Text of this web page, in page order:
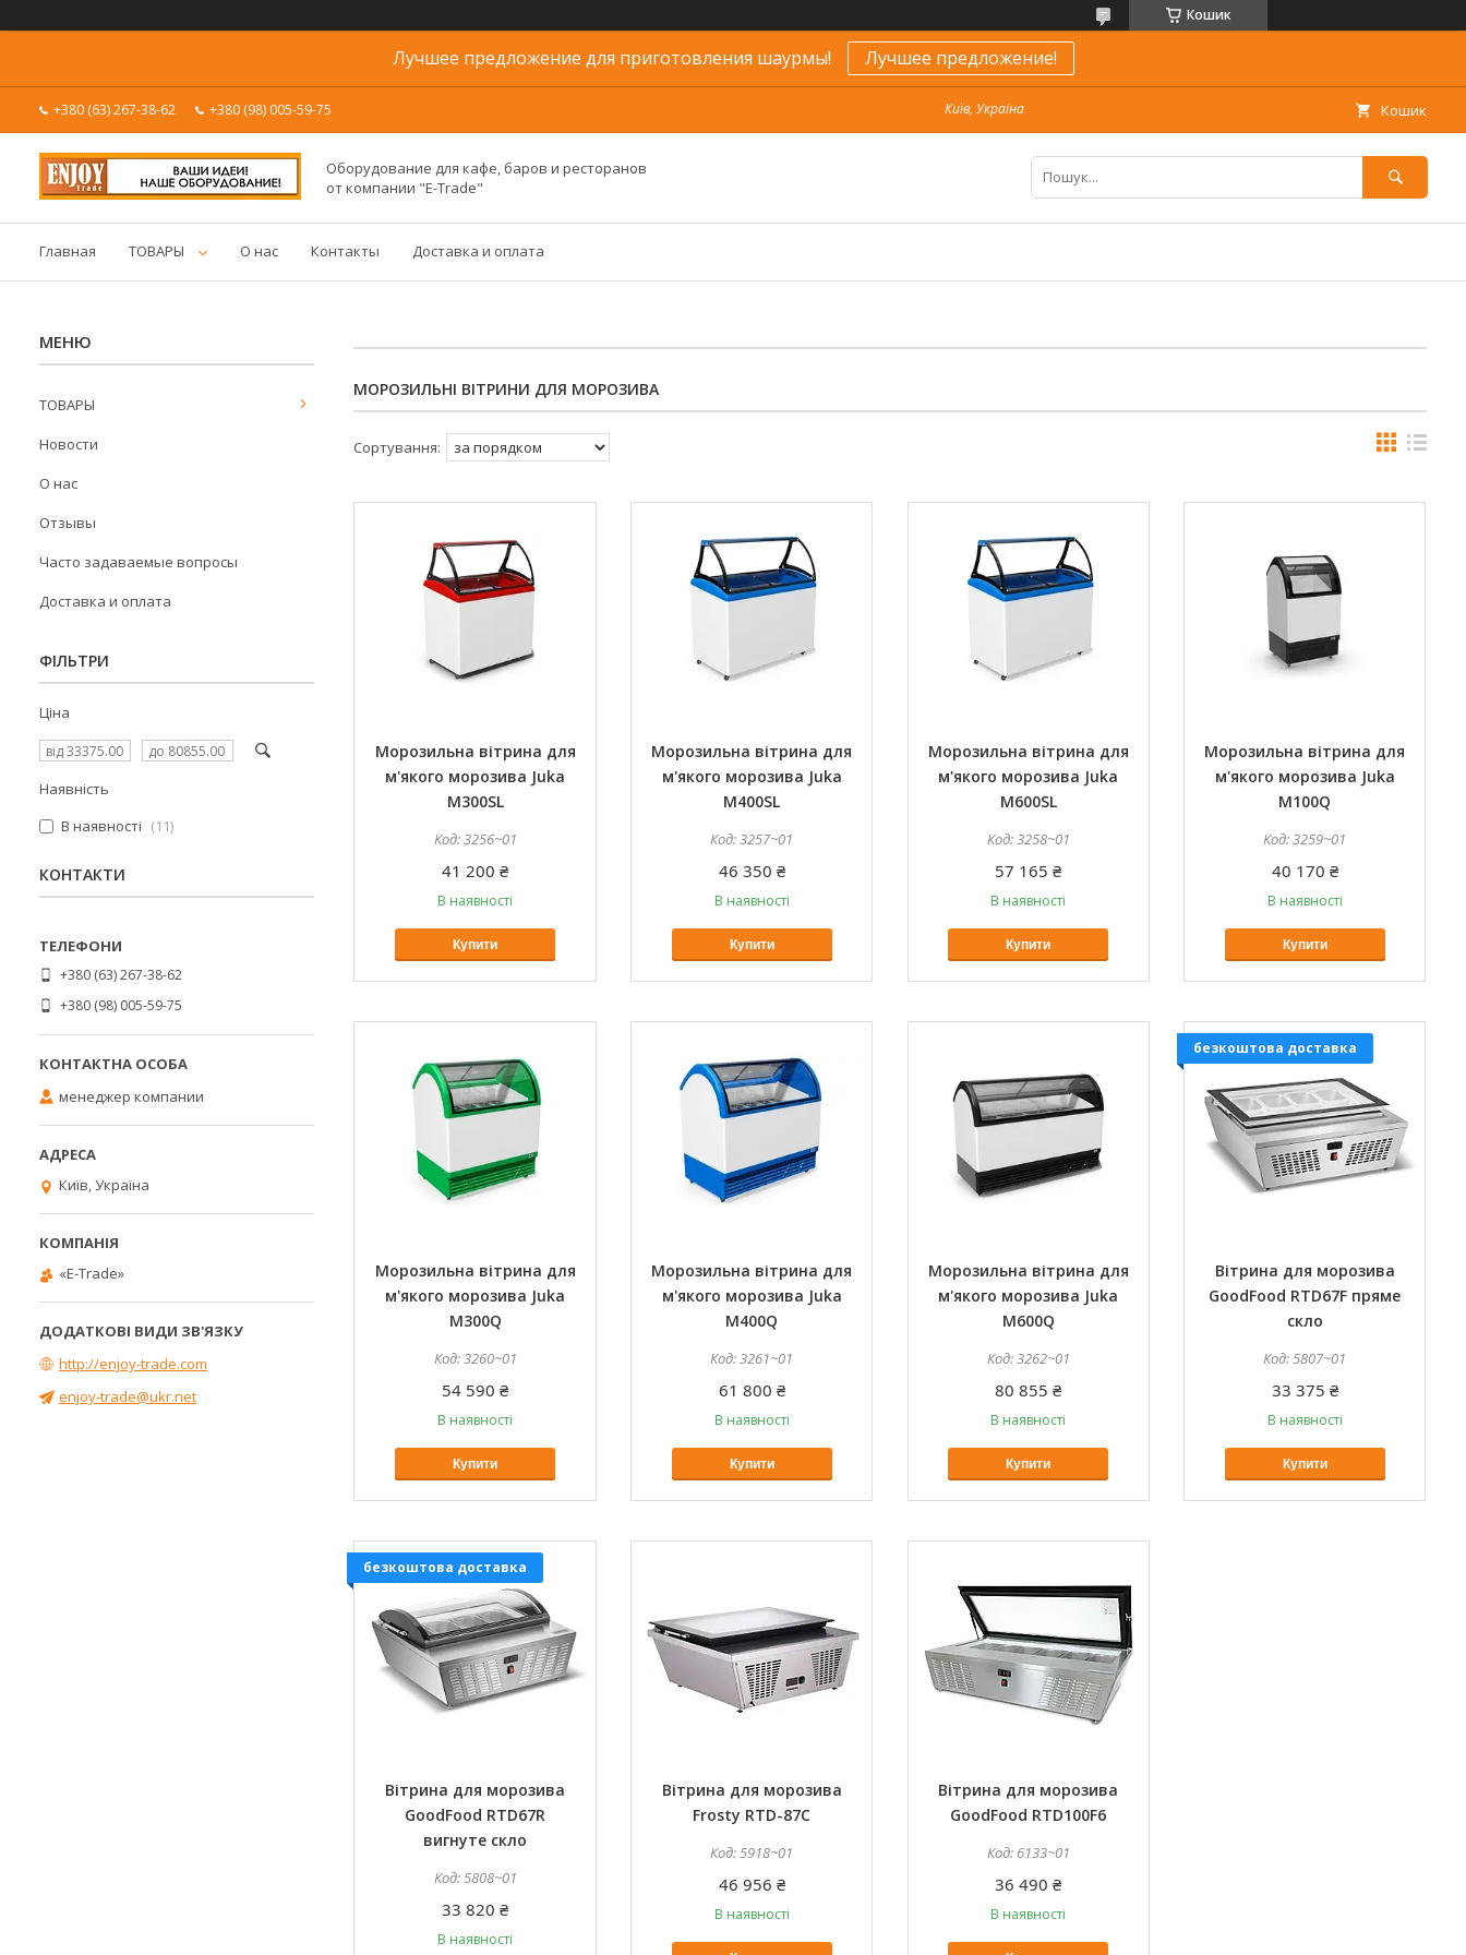
Кошик
Лучшее предложение для приготовления шаурмы! Лучшее предложение!
+380 (63) 267-38-62 +380 (98) 005-59-75 Київ, Україна Кошик
Оборудование для кафе, баров и ресторанов
от компании "E-Trade"
Главная ТОВАРЫ О нас Контакты Доставка и оплата
МОРОЗИЛЬНІ ВІТРИНИ ДЛЯ МОРОЗИВА
Морозильна вітрина для
м'якого морозива Juka
M300SL
3256~01
41 200 ₴
В наявності
Купити
Морозильна вітрина для
м'якого морозива Juka
M400SL
3257~01
46 350 ₴
В наявності
Купити
Морозильна вітрина для
м'якого морозива Juka
M600SL
3258~01
57 165 ₴
В наявності
Купити
Морозильна вітрина для
м'якого морозива Juka
M100Q
3259~01
40 170 ₴
В наявності
Купити
Морозильна вітрина для
м'якого морозива Juka
M300Q
3260~01
54 590 ₴
В наявності
Купити
Морозильна вітрина для
м'якого морозива Juka
M400Q
3261~01
61 800 ₴
В наявності
Купити
Морозильна вітрина для
м'якого морозива Juka
M600Q
3262~01
80 855 ₴
В наявності
Купити
безкоштова доставка
Вітрина для морозива
GoodFood RTD67F пряме
скло
5807~01
33 375 ₴
В наявності
Купити
безкоштова доставка
Вітрина для морозива
GoodFood RTD67R
вигнуте скло
5808~01
33 820 ₴
В наявності
Вітрина для морозива
Frosty RTD-87C
5918~01
46 956 ₴
В наявності
Вітрина для морозива
GoodFood RTD100F6
6133~01
36 490 ₴
В наявності
ТОВАРЫ
Новости
О нас
Отзывы
Часто задаваемые вопросы
Доставка и оплата
ФІЛЬТРИ
Ціна
Наявність
В наявності
11
КОНТАКТИ
+380 (63) 267-38-62
+380 (98) 005-59-75
менеджер компании
Київ, Україна
«E-Trade»
http://enjoy-trade.com
enjoy-trade@ukr.net